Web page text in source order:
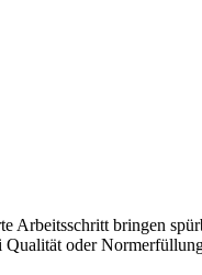
Arbeitsschritt bringen
Qualität oder